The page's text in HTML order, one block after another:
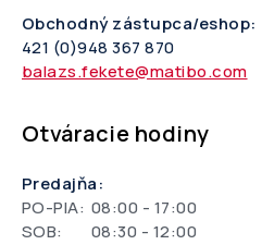
Obchodný zástupca/eshop:
421 (0)948 367 870
balazs.fekete@matibo.com
Otváracie hodiny
Predajňa:
PO-PIA: 08:00 - 17:00
SOB:
08:30 - 12:00